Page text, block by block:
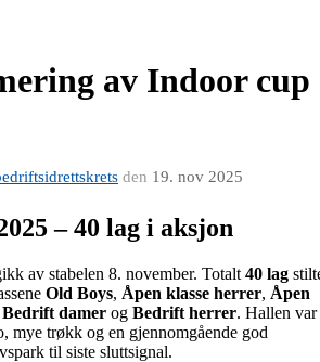
av Indoor cup
den 19. nov 2025
– 40 lag i aksjon
av stabelen 8. november. Totalt 40 lag
Old Boys, Åpen klasse herrer, Åpen
Bedrift damer og Bedrift herrer. Hallen var
mye trøkk og en gjennomgående god
til siste sluttsignal.